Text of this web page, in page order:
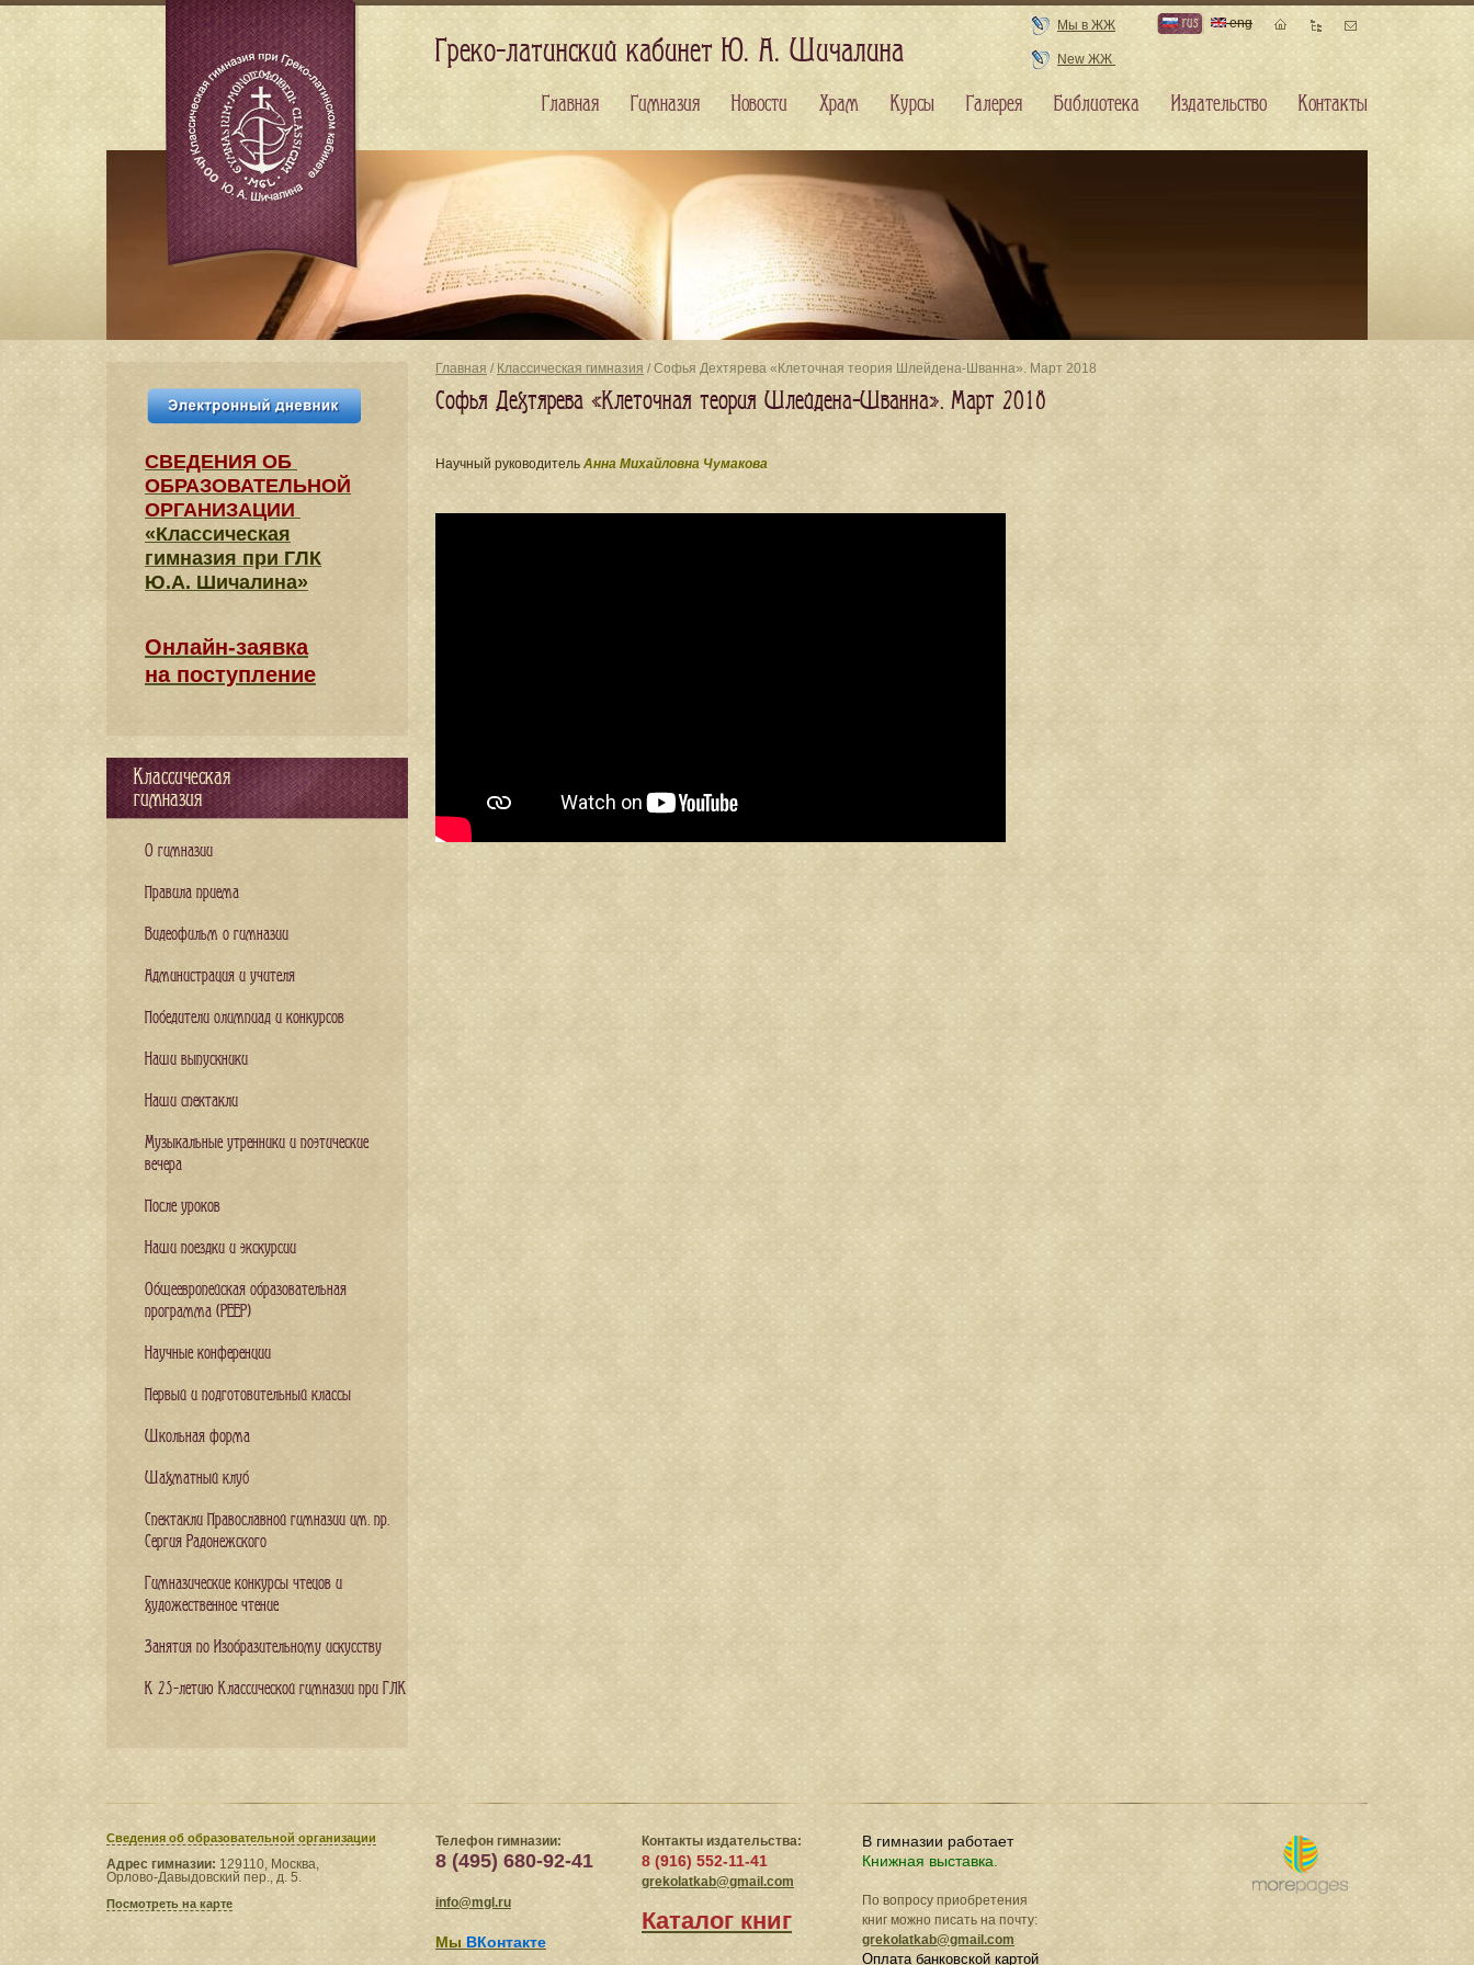
Главная / Классическая гимназия / Софья Дехтярева «Клеточная теория Шлейдена-Шванна». Март 2018
Софья Дехтярева «Клеточная теория Шлейдена-Шванна». Март 2018
Научный руководитель Анна Михайловна Чумакова
СВЕДЕНИЯ​ ОБ
ОБРАЗОВАТЕЛЬНОЙ
ОРГАНИЗАЦИИ
«Классическая
гимназия при ГЛК
Ю.А. Шичалина»
Онлайн-заявка
на поступление
Классическая
гимназия
О гимназии
Правила приема
Видеофильм о гимназии
Администрация и учителя
Победители олимпиад и конкурсов
Наши выпускники
Наши спектакли
Музыкальные утренники и поэтические
вечера
После уроков
Наши поездки и экскурсии
Общеевропейская образовательная
программа (PEEP)
Научные конференции
Первый и подготовительный классы
Школьная форма
Шахматный клуб
Спектакли Православной гимназии им. пр.
Сергия Радонежского
Гимназические конкурсы чтецов и
художественное чтение
Занятия по Изобразительному искусству
К 25-летию Классической гимназии при ГЛК
Сведения​ об образовательной организации
Адрес гимназии: 129110, Москва,
Орлово-Давыдовский пер., д. 5.
Посмотреть на карте
Телефон гимназии:
8 (495) 680-92-41
info@mgl.ru
Мы ВКонтакте
Контакты издательства:
8 (916) 552-11-41
grekolatkab@gmail.com
Каталог книг
В гимназии работает
Книжная выставка.
По вопросу приобретения
книг можно писать на почту:
grekolatkab@gmail.com
Оплата банковской картой
Греко-латинский кабинет Ю. А. Шичалина
Мы в ЖЖ
New ЖЖ
rus eng
Главная Гимназия Новости Храм Курсы Галерея Библиотека Издательство Контакты